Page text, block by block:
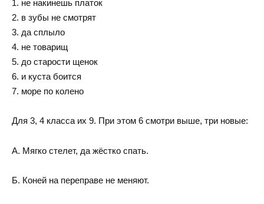
1. не накинешь платок
2. в зубы не смотрят
3. да сплыло
4. не товарищ
5. до старости щенок
6. и куста боится
7. море по колено
Для 3, 4 класса их 9. При этом 6 смотри выше, три новые:
А. Мягко стелет, да жёстко спать.
Б. Коней на переправе не меняют.